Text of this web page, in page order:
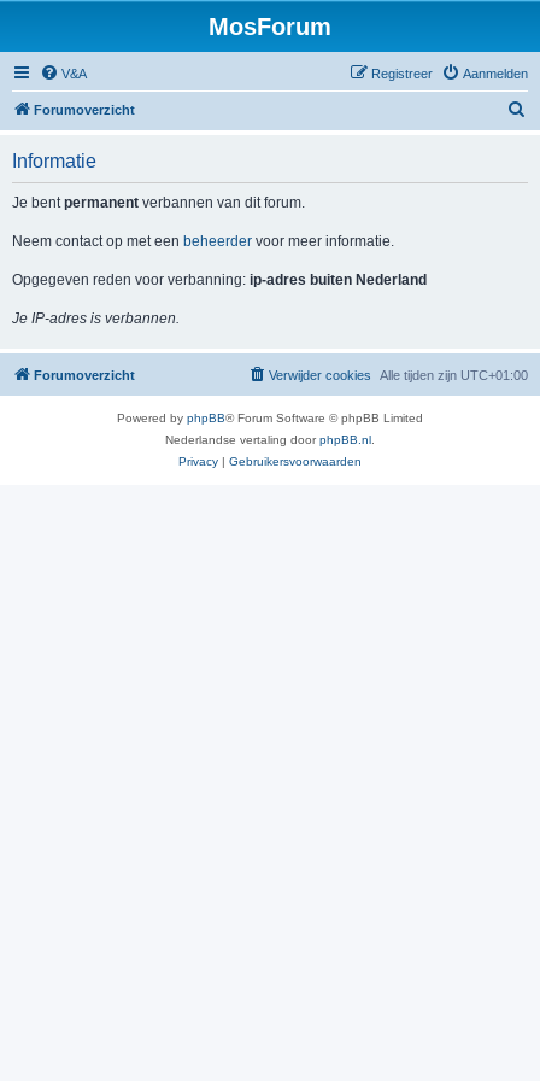
MosForum
V&A Aanmelden
Registreer
Forumoverzicht
Informatie
Je bentpermanent verbannen van dit forum.
Neem contact op met een beheerder voor meer informatie.
Opgegeven reden voor verbanning: ip-adres buiten Nederland
Je IP-adres is verbannen.
Forumoverzicht Alle tijden zijn UTC+01:00
Verwijder cookies
Powered by phpBB® Forum Software © phpBB Limited
Nederlandse vertaling doorphpBB.nl
Privacy | Gebruikersvoorwaarden